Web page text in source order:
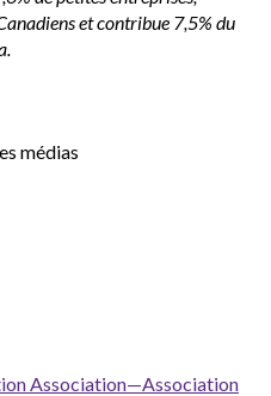
et contribue 7,5% du
médias
Association—Association